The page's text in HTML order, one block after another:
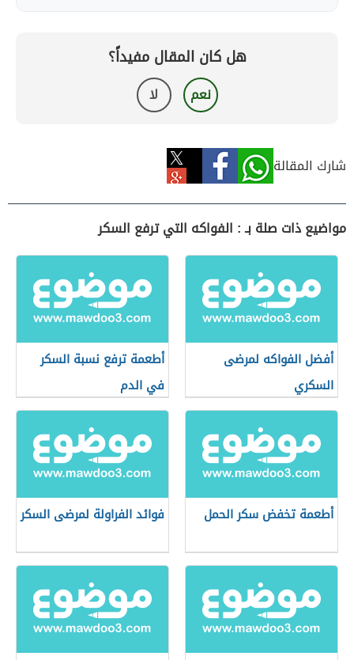
هل كان المقال مفيداً؟
نعم لا
شارك المقالة
مواضيع ذات صلة بـ : الفواكه التي ترفع السكر
أفضل الفواكه لمرضى
السكري
أطعمة ترفع نسبة السكر
في الدم
أطعمة تخفض سكر الحمل فوائد الفراولة لمرضى السكر